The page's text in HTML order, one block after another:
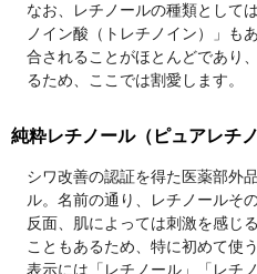
なお、レチノールの種類として
ノイン酸（トレチノイン）」も
合されることがほとんどであり
るため、ここでは割愛します。
純粋レチノール（ピュアレチノ
シワ改善の認証を得た医薬部外
ル。名前の通り、レチノールそ
反面、肌によっては刺激を感じ
こともあるため、特に初めて使
表示には「レチノール」「レチ